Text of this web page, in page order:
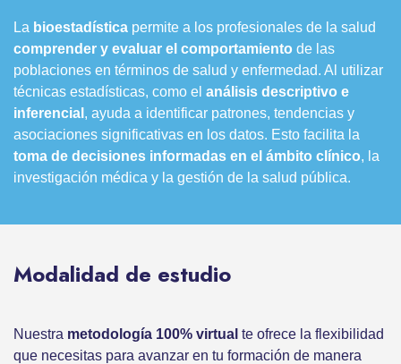
La bioestadística permite a los profesionales de la salud
comprender y evaluar el comportamiento de las
poblaciones en términos de salud y enfermedad. Al utilizar
técnicas estadísticas, como el análisis descriptivo e
inferencial , ayuda a identificar patrones, tendencias y
asociaciones significativas en los datos. Esto facilita la
toma de decisiones informadas en el ámbito clínico, la
investigación médica y la gestión de la salud pública.
Modalidad de estudio
Nuestra metodología 100% virtual te ofrece la flexibilidad
que necesitas para avanzar en tu formación de manera